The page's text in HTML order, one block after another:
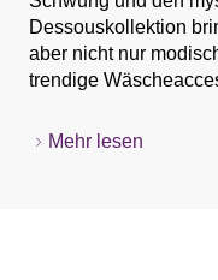
Dessouskollektion
aber nicht nur
trendige
die sich entschieden
Mehr lesen